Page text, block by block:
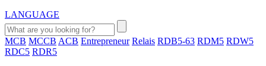
LANGUAGE
MCB MCCB ACB Entrepreneur Relais RDB5-63 RDM5 RDW5
RDC5 RDR5